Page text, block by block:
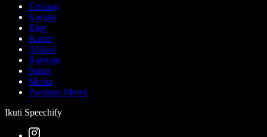
Tentang
Kontak
Blog
Karier
Afiliasi
Bantuan
Status
Media
Panduan Merek
Ikuti Speechify